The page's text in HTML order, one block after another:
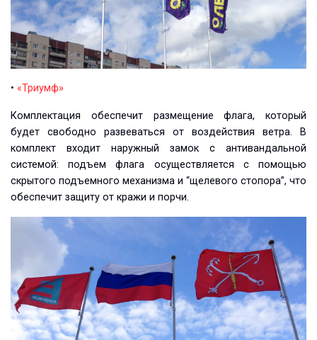
• «Триумф»
Комплектация обеспечит размещение флага, который
будет свободно развеваться от воздействия ветра. В
комплект входит наружный замок с антивандальной
системой: подъем флага осуществляется с помощью
скрытого подъемного механизма и “щелевого стопора”, что
обеспечит защиту от кражи и порчи.